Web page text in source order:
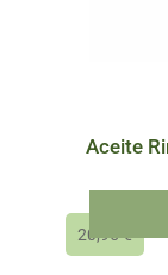
Aceite
20,95€